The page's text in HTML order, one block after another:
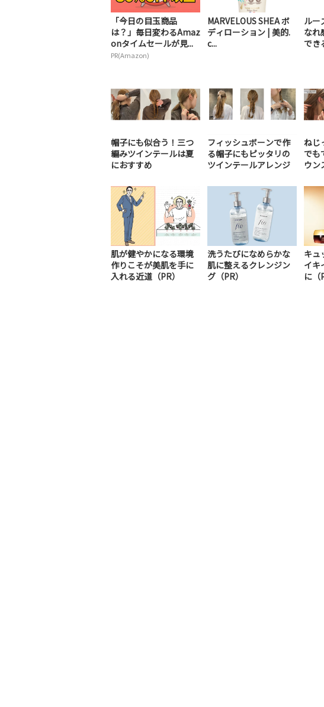
「今日の目玉商品
は？」毎日変わるAmaz
onタイムセールが見...
PR(Amazon)
MARVELOUS SHEA ボ
ディローション | 美的.
c...
ルー
なれ
でき
帽子にも似合う！三つ
編みツインテールは夏
におすすめ
フィッシュボーンで作
る帽子にもピッタリの
ツインテールアレンジ
ねじ
でも
ウン
肌が健やかになる環境
作りこそが美肌を手に
入れる近道（PR）
洗うたびになめらかな
肌に整えるクレンジン
グ（PR）
キュ
イキ
に（